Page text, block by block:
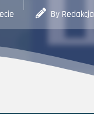
By Redakcja